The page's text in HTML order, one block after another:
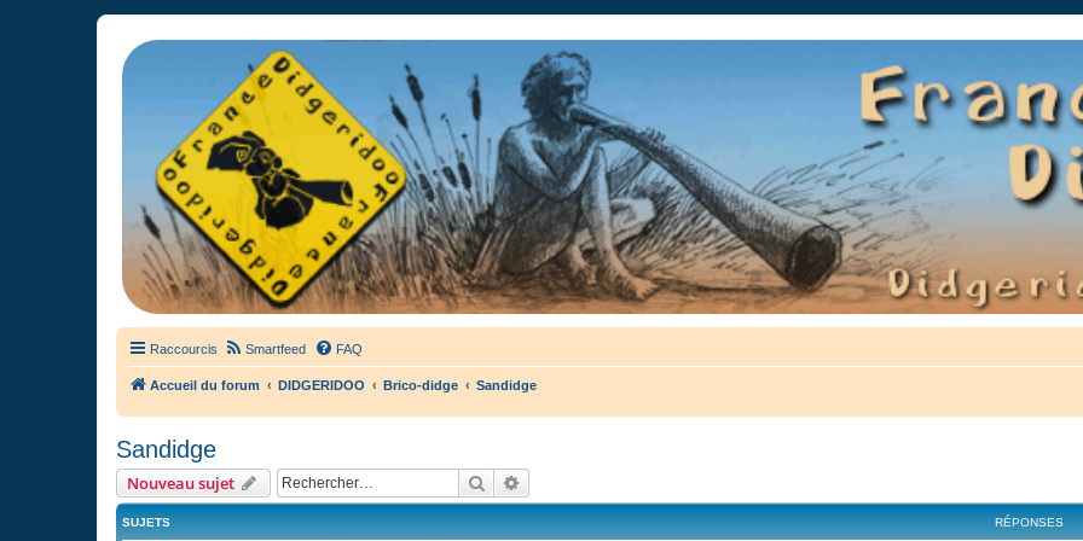
France Didgeridoo
Didgeridoo et Guimbarde sur France Didgeridoo - retrouvez la communauté.
Raccourcis Smartfeed FAQ
Accueil du forum DIDGERIDOO Brico-didge Sandidge
Sandidge
Nouveau sujet Rechercher
SUJETS RÉPONSES